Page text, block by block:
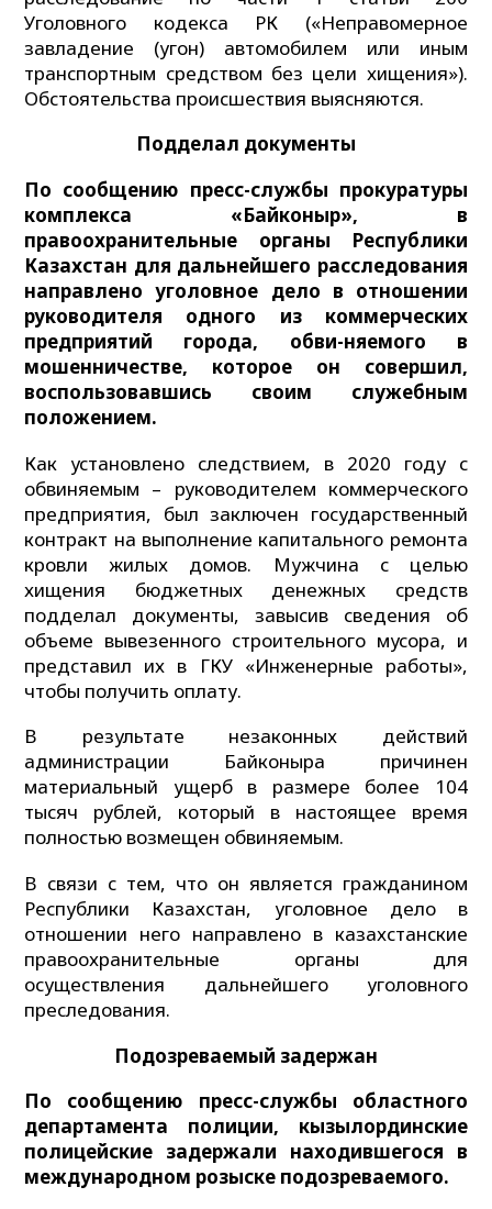
Уголовного кодекса РК («Неправомерное
завладение (угон) автомобилем или иным
транспортным средством без цели хищения»).
Обстоятельства происшествия выясняются.
Подделал документы
По сообщению пресс-службы прокуратуры
комплекса «Байконыр», в
правоохранительные органы Республики
Казахстан для дальнейшего расследования
направлено уголовное дело в отношении
руководителя одного из коммерческих
предприятий города, обви-няемого в
мошенничестве, которое он совершил,
воспользовавшись своим служебным
положением.
Как установлено следствием, в 2020 году с
обвиняемым – руководителем коммерческого
предприятия, был заключен государственный
контракт на выполнение капитального ремонта
кровли жилых домов. Мужчина с целью
хищения бюджетных денежных средств
подделал документы, завысив сведения об
объеме вывезенного строительного мусора, и
представил их в ГКУ «Инженерные работы»,
чтобы получить оплату.
В результате незаконных действий
администрации Байконыра причинен
материальный ущерб в размере более 104
тысяч рублей, который в настоящее время
полностью возмещен обвиняемым.
В связи с тем, что он является гражданином
Республики Казахстан, уголовное дело в
отношении него направлено в казахстанские
правоохранительные органы для
осуществления дальнейшего уголовного
преследования.
Подозреваемый задержан
По сообщению пресс-службы областного
департамента полиции, кызылординские
полицейские задержали находившегося в
международном розыске подозреваемого.